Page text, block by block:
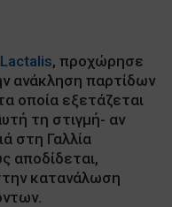
Lactalis, προχώρησε
ανάκληση παρτίδων
οποία εξετάζεται
τη στιγμή- αν
στη Γαλλία
αποδίδεται,
κατανάλωση